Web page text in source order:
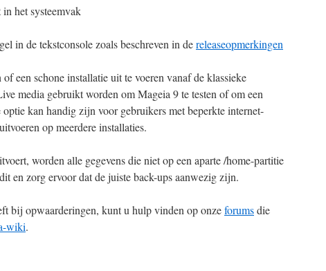
het systeemvak
in de tekstconsole zoals beschreven in dereleaseopmerkingen
een schone installatie uit te voeren vanaf de klassieke
media gebruikt worden om Mageia 9 te testen of om een
kan handig zijn voor gebruikers met beperkte internet-
op meerdere installaties.
worden alle gegevens die niet op een aparte /home-partitie
en zorg ervoor dat de juiste back-ups aanwezig zijn.
bij opwaarderingen, kunt u hulp vinden op onzeforumsdie
wiki.